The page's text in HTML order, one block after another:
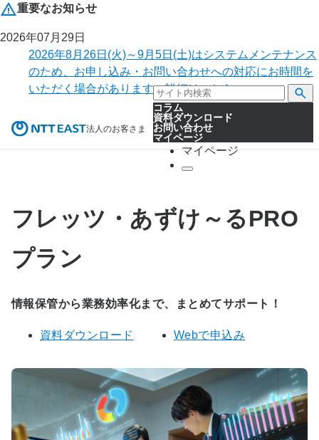
重要なお知らせ
2026年07月29日
2026年8月26日(火)～9月5日(土)はシステムメンテナンス
のため、お申し込み・お問い合わせへの対応にお時間を
いただく場合があります。詳細はこちら。
法人のお客さま
コラム
資料ダウンロード
お問い合わせ
マイページ
マイページ
フレッツ・あずけ～るPRO
プラン
情報保管から業務効率化まで、まとめてサポート！
資料ダウンロード Webで申込み